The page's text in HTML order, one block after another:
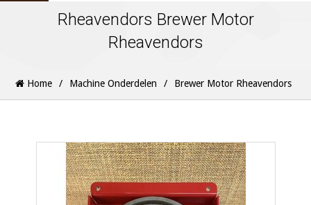
Rheavendors Brewer Motor
Rheavendors
Home / Machine Onderdelen / Brewer Motor Rheavendors